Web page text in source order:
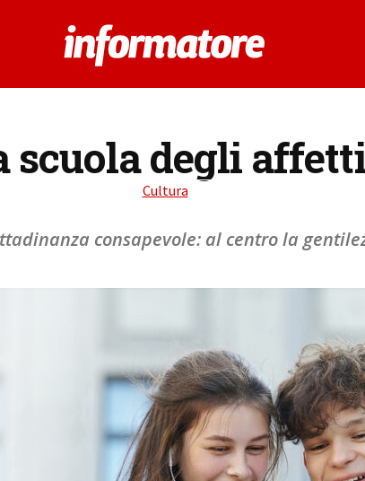
scuola degli
Cultura
consapevole: al centro la